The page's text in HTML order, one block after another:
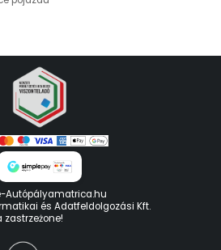
Autópályamatrica.hu
és Adatfeldolgozási Kft.
zastrzeżone!